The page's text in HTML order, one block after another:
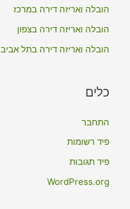
הובלה ואריזה דירה במרכז
הובלה ואריזה דירה בצפון
הובלה ואריזה דירה בתל אביב
כלים
התחבר
פיד רשומות
פיד תגובות
WordPress.org